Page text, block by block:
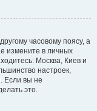
часовому поясу, а
измените в личных
Москва, Киев и
настроек,
Если вы не
это.